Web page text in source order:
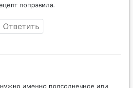
поправила.
Ответить
именно подсолнечное или